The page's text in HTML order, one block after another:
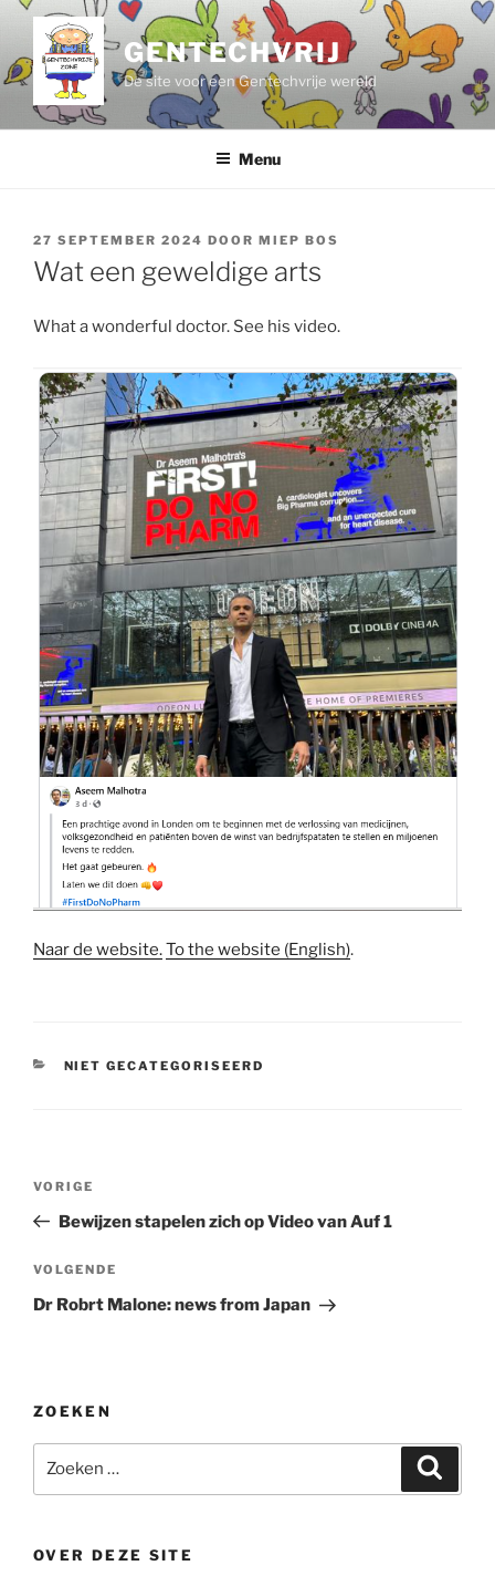
de
inhoud
GENTECHVRIJ
De site voor een Gentechvrije wereld
Menu
GEPLAATST
OP
27 SEPTEMBER 2024 DOOR MIEP BOS
Wat een geweldige arts
What a wonderful doctor. See his video.
Naar de website.To the website (English).
CATEGORIEËN
NIET GECATEGORISEERD
Vorig
bericht
VORIGE
Bewijzen stapelen zich op Video van Auf 1
Volgend
bericht
VOLGENDE
Dr Robrt Malone: news from Japan
ZOEKEN
naar:
OVER DEZE SITE